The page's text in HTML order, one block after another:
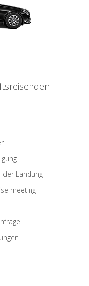
der Landung
meeting